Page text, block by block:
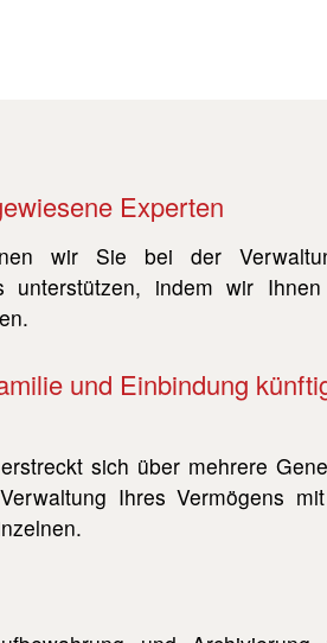
Experten
wir Sie bei der
unterstützen, indem wir
und Einbindung
sich über mehrere
Ihres Vermögens